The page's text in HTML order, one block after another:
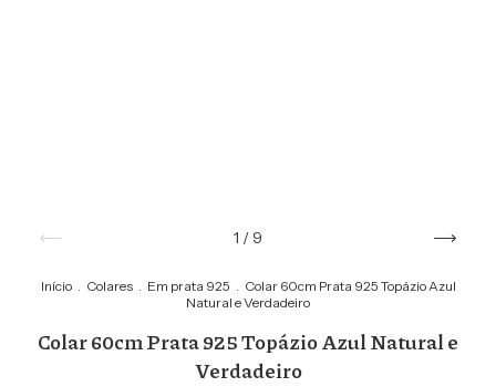
1 / 9
Início . Colares . Em prata 925 . Colar 60cm Prata 925 Topázio Azul
Natural e Verdadeiro
Colar 60cm Prata 925 Topázio Azul Natural e
Verdadeiro